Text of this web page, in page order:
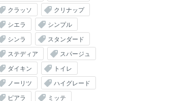
クラッソ
クリナップ
シエラ
シンプル
シンラ
スタンダード
ステディア
スパージュ
ダイキン
トイレ
ノーリツ
ハイグレード
ピアラ
ミッテ